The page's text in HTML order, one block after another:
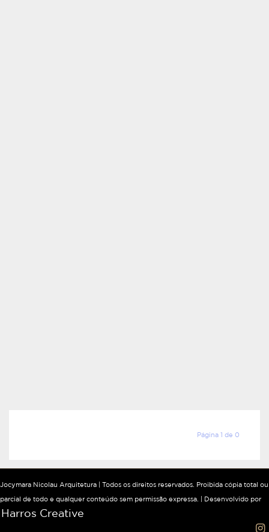
Página 1 de 0
Jocymara Nicolau Arquitetura | Todos os direitos reservados. Proibida cópia total ou
parcial de todo e qualquer conteúdo sem permissão expressa. | Desenvolvido por
Harros Creative